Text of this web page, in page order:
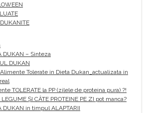
DUKAN – Sinteza
DUKAN
Tolerate in Dieta Dukan_actualizata in
TOLERATE la PP (zilele de proteina pura) ?!
LEGUME ȘI CÂTE PROTEINE PE ZI pot manca?
DUKAN in timpul ALAPTARII